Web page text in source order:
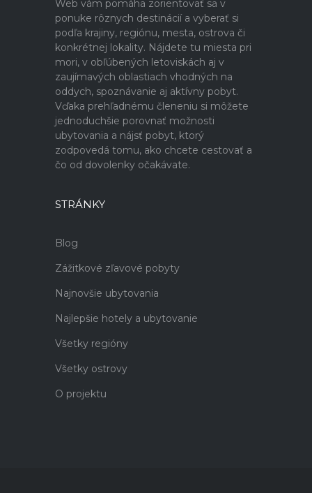
Web vám pomáha zorientovať sa v
ponuke rôznych destinácií a vyberať si
podľa krajiny, regiónu, mesta, ostrova či
konkrétnej lokality. Nájdete tu miesta pri
mori, v obľúbených letoviskách aj v
zaujímavých oblastiach vhodných na
oddych, spoznávanie aj aktívny pobyt.
Vďaka prehľadnému členeniu si môžete
jednoduchšie porovnať možnosti
ubytovania a nájsť pobyt, ktorý
zodpovedá tomu, ako chcete cestovať a
čo od dovolenky očakávate.
STRÁNKY
Blog
Zážitkové zľavové pobyty
Najnovšie ubytovania
Najlepšie hotely a ubytovanie
Všetky regióny
Všetky ostrovy
O projektu